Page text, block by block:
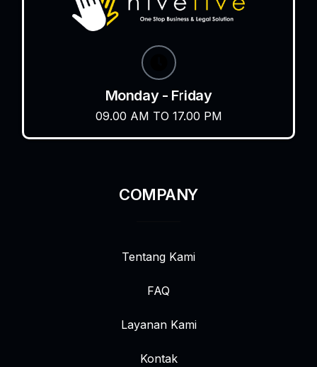
Monday - Friday
09.00 AM TO 17.00 PM
COMPANY
Tentang Kami
FAQ
Layanan Kami
Kontak